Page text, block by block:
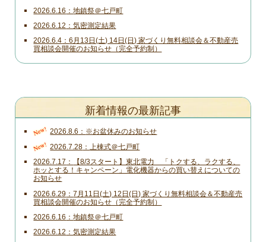
2026.6.16 地鎮祭＠七戸町
2026.6.12 気密測定結果
2026.6.4
6月13日(土) 14日(日) 家づくり無料相談会＆不動産売
買相談会開催のお知らせ（完全予約制）
新着情報の最新記事
New! 2026.8.6 ※お盆休みのお知らせ
New! 2026.7.28 上棟式＠七戸町
2026.7.17
【8/3スタート】東北電力 「トクする、ラクする、
ホッとする！キャンペーン」電化機器からの買い替えについての
お知らせ
2026.6.29
7月11日(土) 12日(日) 家づくり無料相談会＆不動産売
買相談会開催のお知らせ（完全予約制）
2026.6.16 地鎮祭＠七戸町
2026.6.12 気密測定結果